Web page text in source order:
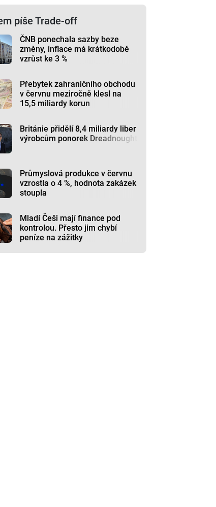
píše Trade-off
ČNB ponechala sazby beze
změny, inflace má krátkodobě
vzrůst ke 3 %
Přebytek zahraničního obchodu
v červnu meziročně klesl na
15,5 miliardy korun
Británie přidělí 8,4 miliardy liber
výrobcům ponorek Dreadnought
Průmyslová produkce v červnu
vzrostla o 4 %, hodnota zakázek
stoupla
Mladí Češi mají finance pod
kontrolou. Přesto jim chybí
peníze na zážitky